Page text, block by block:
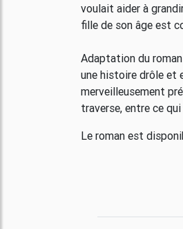
voulait aider à
fille de son âge est
Adaptation du
une histoire drôle et
merveilleusement
traverse, entre ce
Le roman est